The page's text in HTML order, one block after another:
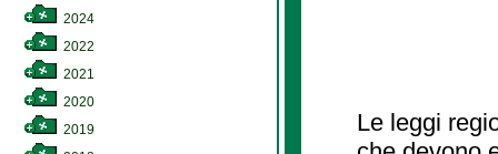
2024
2022
2021
2020
2019
Le leggi